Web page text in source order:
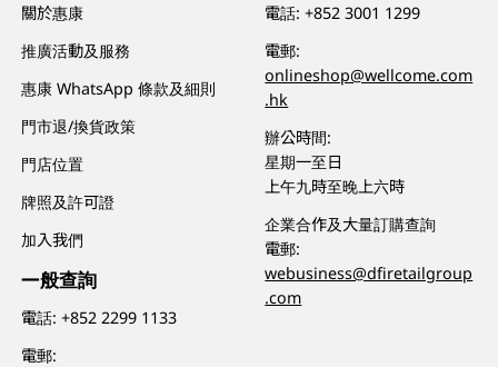
關於惠康
推廣活動及服務
惠康 WhatsApp 條款及細則
門市退/換貨政策
門店位置
牌照及許可證
加入我們
一般查詢
電話:+852 2299 1133
電郵:
電話:+852 3001 1299
電郵:
onlineshop@wellcome.com
.hk
辦公時間:
星期一至日
上午九時至晚上六時
企業合作及大量訂購查詢
電郵:
webusiness@dfiretailgroup
.com